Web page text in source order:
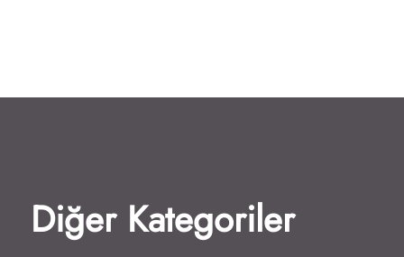
Diğer Kategoriler